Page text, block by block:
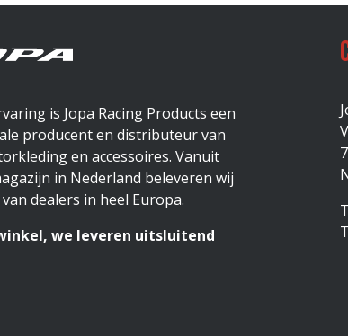
is Jopa Racing Products een
producent en distributeur van
en accessoires. Vanuit
in Nederland beleveren wij
dealers in heel Europa.
we leveren uitsluitend